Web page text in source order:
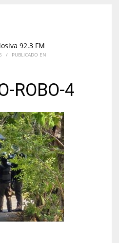
92.3 FM
/ PUBLICADO EN
ROBO-4